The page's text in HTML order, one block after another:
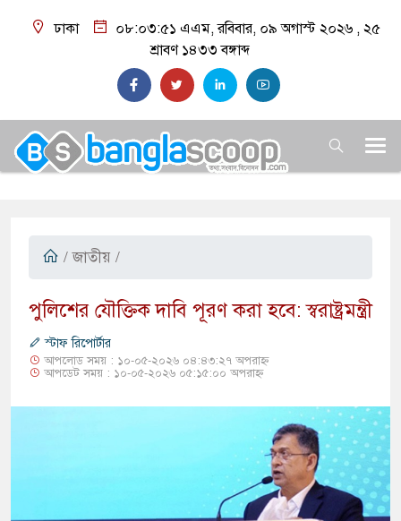
ঢাকা ০৮:০৩:৫২ এএম, রবিবার, ০৯ অগাস্ট ২০২৬ ,২৫
শ্রাবণ ১৪৩৩ বঙ্গাব্দ
/ জাতীয় /
​পুলিশের যৌক্তিক দাবি পূরণ করা হবে: স্বরাষ্ট্রমন্ত্রী
স্টাফ রিপোর্টার
আপলোড সময় : ১০-০৫-২০২৬ ০৪:৪৩:২৭ অপরাহ্ন
আপডেট সময় : ১০-০৫-২০২৬ ০৫:১৫:০০ অপরাহ্ন